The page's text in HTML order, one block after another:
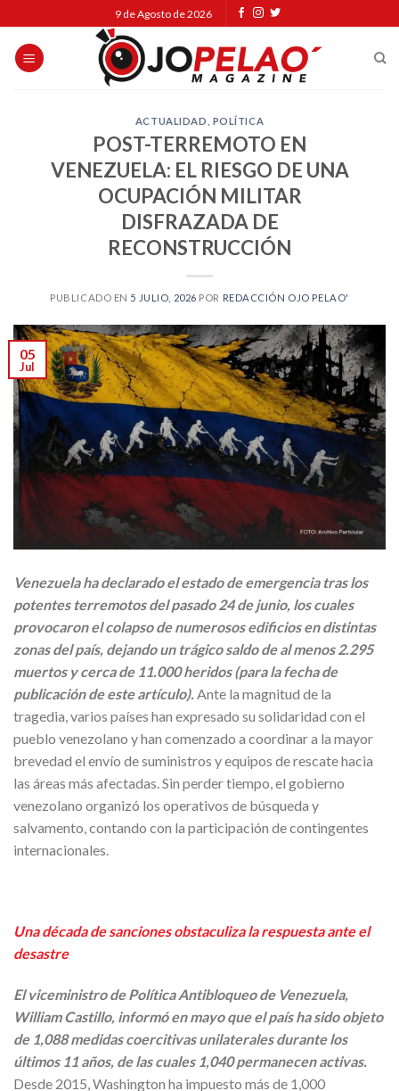
to
content
9 de Agosto de 2026
ACTUALIDAD POLÍTICA
POST-TERREMOTO EN
VENEZUELA: EL RIESGO DE UNA
OCUPACIÓN MILITAR
DISFRAZADA DE
RECONSTRUCCIÓN
PUBLICADO EN 5 JULIO, 2026 POR REDACCIÓN OJO PELAO'
05
Jul
Venezuela ha declarado el estado de emergencia tras los
potentes terremotos del pasado 24 de junio, los cuales
provocaron el colapso de numerosos edificios en distintas
zonas del país, dejando un trágico saldo de al menos 2.295
muertos y cerca de 11.000 heridos (para la fecha de
publicación de este artículo). Ante la magnitud de la
tragedia, varios países han expresado su solidaridad con el
pueblo venezolano y han comenzado a coordinar a la mayor
brevedad el envío de suministros y equipos de rescate hacia
las áreas más afectadas. Sin perder tiempo, el gobierno
venezolano organizó los operativos de búsqueda y
salvamento, contando con la participación de contingentes
internacionales.
Una década de sanciones obstaculiza la respuesta ante el
desastre
El viceministro de Política Antibloqueo de Venezuela,
William Castillo, informó en mayo que el país ha sido objeto
de 1,088 medidas coercitivas unilaterales durante los
últimos 11 años, de las cuales 1,040 permanecen activas.
Desde 2015, Washington ha impuesto más de 1,000